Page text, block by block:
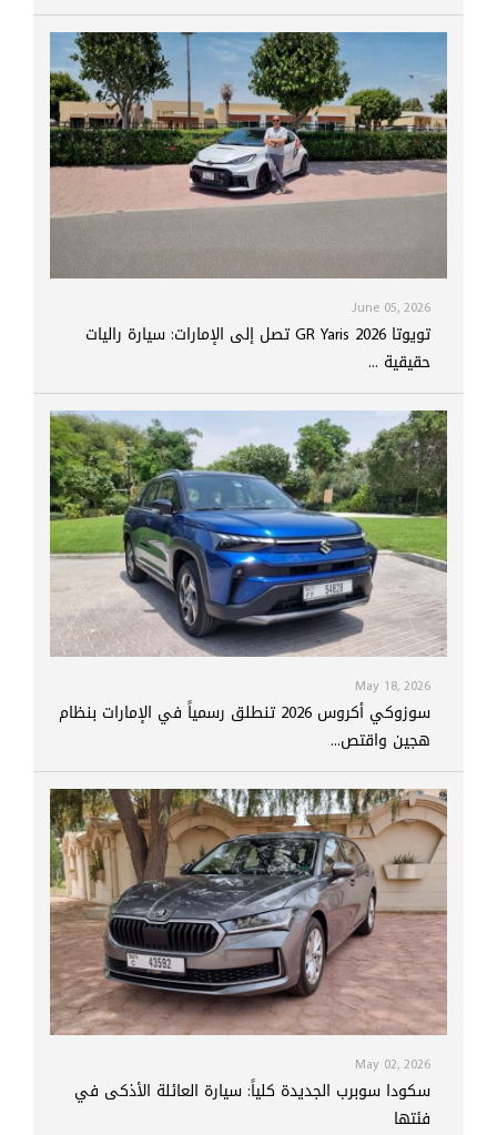
June 05, 2026
تويوتا GR Yaris 2026 تصل إلى الإمارات: سيارة راليات
حقيقية ...
May 18, 2026
سوزوكي أكروس 2026 تنطلق رسمياً في الإمارات بنظام
هجين واقتص...
May 02, 2026
سكودا سوبرب الجديدة كلياً: سيارة العائلة الأذكى في
فئتها